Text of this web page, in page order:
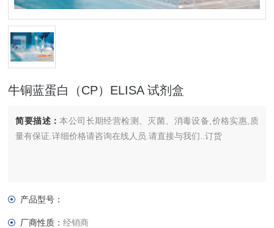
牛铜蓝蛋白（CP）ELISA 试剂盒
简要描述：本公司长期经营检测、灭菌、消毒设备,价格实惠,质
量有保证.详细价格请咨询在线人员.请直接与我们..订货
产品型号：
厂商性质：经销商